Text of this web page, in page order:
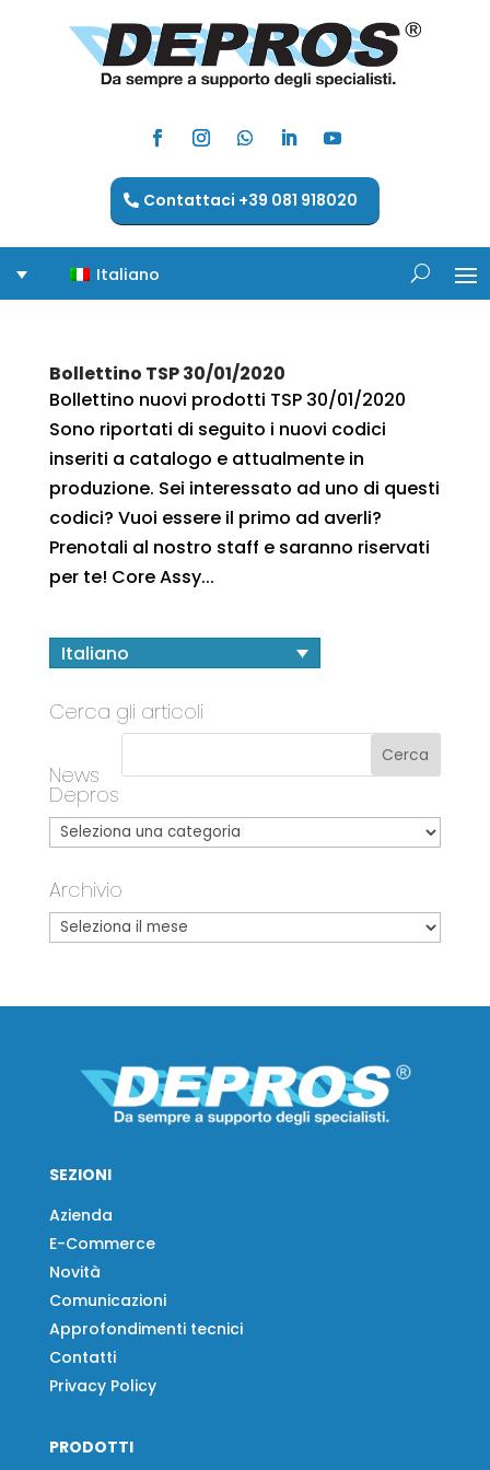
Contattaci +39 081 918020
Italiano
Bollettino TSP 30/01/2020
Bollettino nuovi prodotti TSP 30/01/2020
Sono riportati di seguito i nuovi codici
inseriti a catalogo e attualmente in
produzione. Sei interessato ad uno di questi
codici? Vuoi essere il primo ad averli?
Prenotali al nostro staff e saranno riservati
per te! Core Assy...
Italiano
Cerca gli articoli
News
Depros
Archivio
SEZIONI
Azienda
E-Commerce
Novità
Comunicazioni
Approfondimenti tecnici
Contatti
Privacy Policy
PRODOTTI